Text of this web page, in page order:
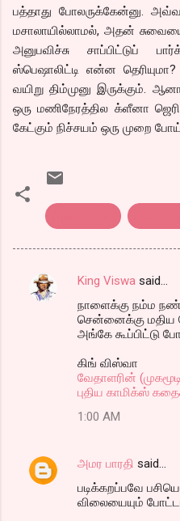
பத்தாது போலருக்கேன்னு.
மசாலாயில்லாமல், அதன் சுவையை
அனுபவிச்சு சாப்பிட்டுப்
ஸ்பெஷாலிட்டி என்ன
வயிறு திம்முனு இருக்கும்.
ஒரு மணிநேரத்தில க்ளீனா
கேட்கும் நிச்சயம் ஒரு முறை
C
King Viswa said…
நாளைக்கு நம்ம
சென்னைக்கு மதிய
அங்கே கூப்பிட்டு
கிங் விஸ்வா
வேதாளரின்
புதிய காமிக்ஸ்
1:00 AM
அமர பாரதி said…
படிக்கறப்பவே
விலையையும்